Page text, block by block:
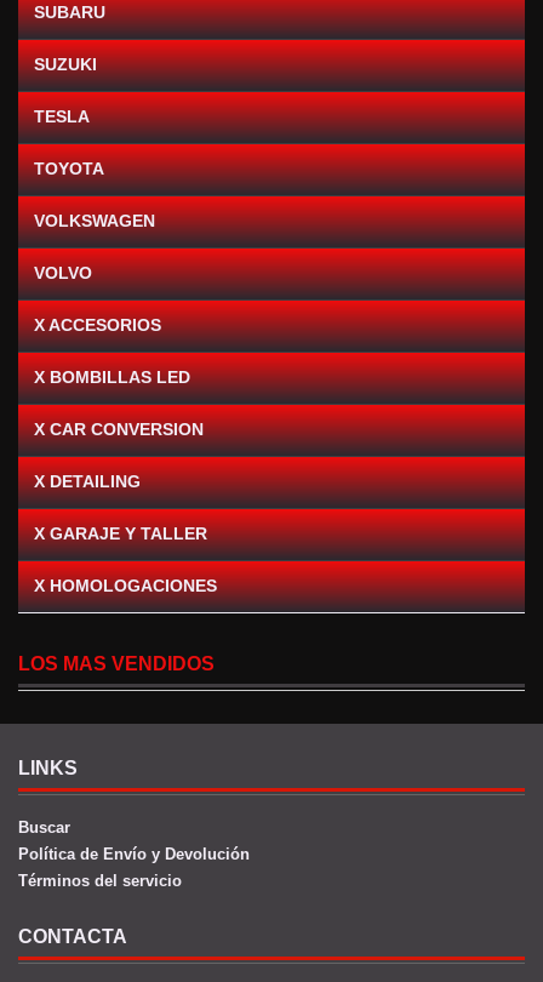
SUBARU
SUZUKI
TESLA
TOYOTA
VOLKSWAGEN
VOLVO
X ACCESORIOS
X BOMBILLAS LED
X CAR CONVERSION
X DETAILING
X GARAJE Y TALLER
X HOMOLOGACIONES
LOS MAS VENDIDOS
LINKS
Buscar
Política de Envío y Devolución
Términos del servicio
CONTACTA